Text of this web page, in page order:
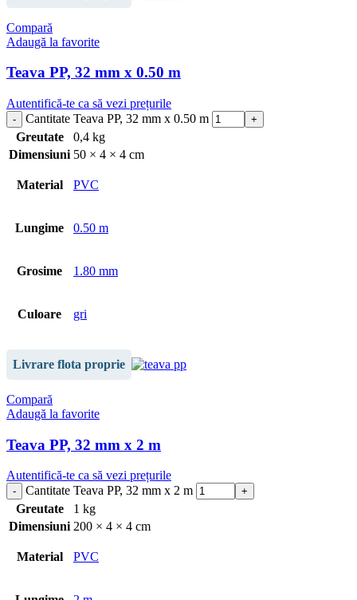
Compară
Adaugă la favorite
Teava PP, 32 mm x 0.50 m
Autentifică-te ca să vezi prețurile
Cantitate Teava PP, 32 mm x 0.50 m
Greutate
0,4 kg
Dimensiuni 50 × 4 × 4 cm
Material PVC
Lungime 0.50 m
Grosime 1.80 mm
Culoare gri
Livrare flota proprie
Compară
Adaugă la favorite
Teava PP, 32 mm x 2 m
Autentifică-te ca să vezi prețurile
Cantitate Teava PP, 32 mm x 2 m
Greutate
1 kg
Dimensiuni 200 × 4 × 4 cm
Material PVC